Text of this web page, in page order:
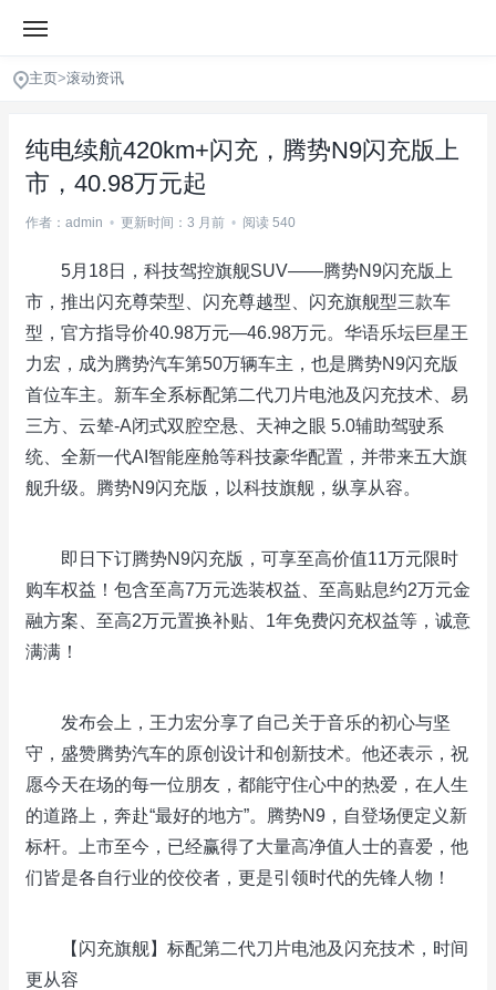
主页>滚动资讯
纯电续航420km+闪充，腾势N9闪充版上
市，40.98万元起
作者：admin • 更新时间：3 月前 • 阅读 540
5月18日，科技驾控旗舰SUV——腾势N9闪充版上
市，推出闪充尊荣型、闪充尊越型、闪充旗舰型三款车
型，官方指导价40.98万元—46.98万元。华语乐坛巨星王
力宏，成为腾势汽车第50万辆车主，也是腾势N9闪充版
首位车主。新车全系标配第二代刀片电池及闪充技术、易
三方、云辇-A闭式双腔空悬、天神之眼 5.0辅助驾驶系
统、全新一代AI智能座舱等科技豪华配置，并带来五大旗
舰升级。腾势N9闪充版，以科技旗舰，纵享从容。
即日下订腾势N9闪充版，可享至高价值11万元限时
购车权益！包含至高7万元选装权益、至高贴息约2万元金
融方案、至高2万元置换补贴、1年免费闪充权益等，诚意
满满！
发布会上，王力宏分享了自己关于音乐的初心与坚
守，盛赞腾势汽车的原创设计和创新技术。他还表示，祝
愿今天在场的每一位朋友，都能守住心中的热爱，在人生
的道路上，奔赴“最好的地方”。腾势N9，自登场便定义新
标杆。上市至今，已经赢得了大量高净值人士的喜爱，他
们皆是各自行业的佼佼者，更是引领时代的先锋人物！
【闪充旗舰】标配第二代刀片电池及闪充技术，时间
更从容